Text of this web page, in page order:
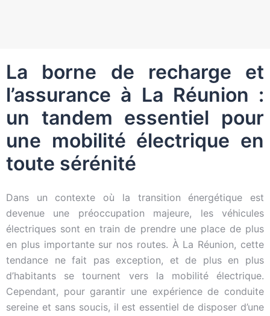
La borne de recharge et
l’assurance à La Réunion :
un tandem essentiel pour
une mobilité électrique en
toute sérénité
Dans un contexte où la transition énergétique est
devenue une préoccupation majeure, les véhicules
électriques sont en train de prendre une place de plus
en plus importante sur nos routes. À La Réunion, cette
tendance ne fait pas exception, et de plus en plus
d’habitants se tournent vers la mobilité électrique.
Cependant, pour garantir une expérience de conduite
sereine et sans soucis, il est essentiel de disposer d’une